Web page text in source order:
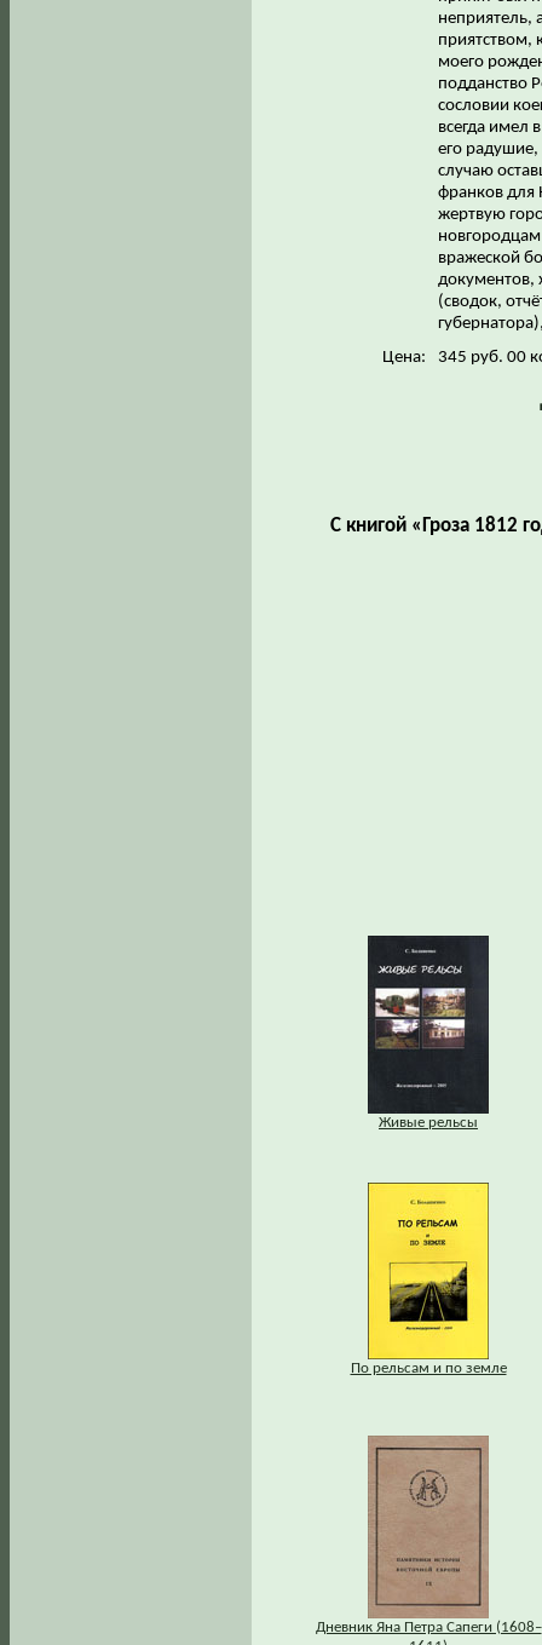
неприятель,
приятством,
моего
подданство
сословии
всегда имел
его радушие,
случаю
франков для
жертвую
вражеской
документов,
(сводок,
Цена:
345 руб. 00
С книгой «Гроза 1812
Живые рельсы
По рельсам и по земле
Дневник Яна Петра Сапеги (1608–